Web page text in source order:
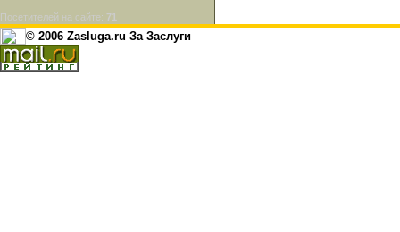
Посетителей на сайте: 71
© 2006 Zasluga.ru За Заслуги